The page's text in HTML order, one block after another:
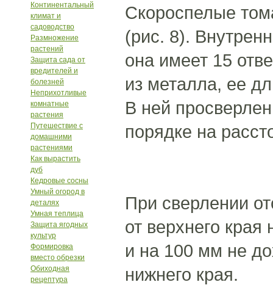
Континентальный
климат и
садоводство
Размножение
растений
Защита сада от
вредителей и
болезней
Неприхотливые
комнатные
растения
Путешествие с
домашними
растениями
Как вырастить
дуб
Кедровые сосны
Умный огород в
деталях
Умная теплица
Защита ягодных
культур
Формировка
вместо обрезки
Обиходная
рецептура
Скороспелые
(рис. 8).
она имеет 15
из металла, ее
В ней
порядке на
При сверлении
от верхнего
и на 100 мм не
нижнего края.